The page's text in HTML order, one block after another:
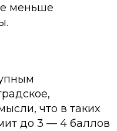
меньше
что в таких
до 3 — 4 баллов